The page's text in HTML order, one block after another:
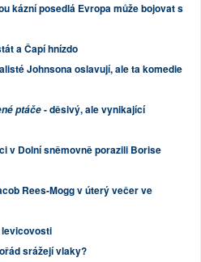
kázní posedlá Evropa může bojovat s
a Čapí hnízdo
Johnsona oslavují, ale ta komedie
ptáče- děsivý, ale vynikající
v Dolní sněmovně porazili Borise
Rees-Mogg v úterý večer ve
levicovosti
srážejí vlaky?